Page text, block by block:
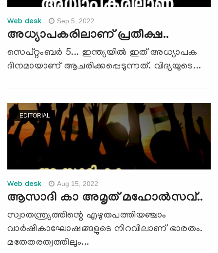
Web desk Sep 5, 2022
അധ്യാപകരിലാണ് പ്രതീക്ഷ..
സെപ്റ്റംബര്‍ 5... ഇന്ത്യയില്‍ ഇത് അധ്യാപക
ദിനമായാണ് ആചരിക്കപ്പെടുന്നത്. വിദ്യയുടെ...
EDITORIAL
Web desk Aug 15, 2022
ആസാദി കാ അമൃത് മഹോല്‍സവ്..
സ്വാതന്ത്ര്യത്തിന്റെ എഴുതപത്തിയഞ്ചാം
വാര്‍ഷികാഘോഷങ്ങളുടെ നിറവിലാണ് ഭാരതം.
മതേതരത്വത്തിലും...